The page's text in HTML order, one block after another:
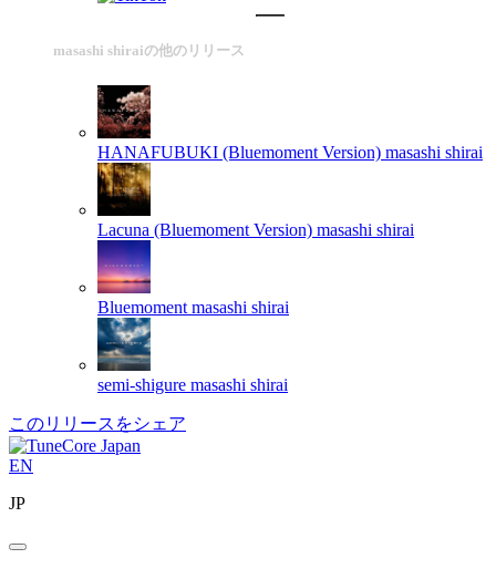
masashi shiraiの他のリリース
HANAFUBUKI (Bluemoment Version) masashi shirai
Lacuna (Bluemoment Version) masashi shirai
Bluemoment masashi shirai
semi-shigure masashi shirai
このリリースをシェア
EN
JP